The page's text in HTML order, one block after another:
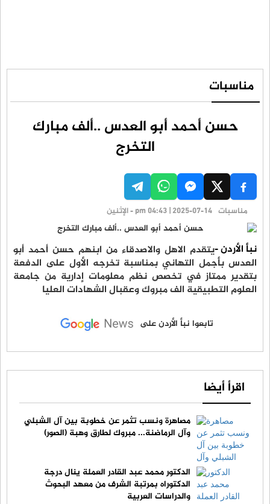
مناسبات
حسن أحمد أبو العدس ..ألف مبارك
التخرج
مناسبات pm 04:43 | 2025-07-14 - الإثنين
نبأ الأردن -يتقدم الاهل والاصدقاء من ابنهم حسن أحمد أبو
العدس بأجمل التهاني بمناسبة تخرجه الأول على الدفعة
بتقدير ممتاز في تخصص نظم معلومات إدارية من جامعة
العلوم التطبيقية الف مبروك وعقبال الشهادات العليا
تابعوا نبأ الأردن على
اقرأ أيضا
مصاهرة ونسب تثمر عن خطوبة بين آل الشبلي
وآل الرماضنة... مبروك لطارق وهبة (الصور)
الدكتور محمد عبد القادر العملة ينال درجة
الدكتوراه بمرتبة الشرف من معهد البحوث
والدراسات العربية